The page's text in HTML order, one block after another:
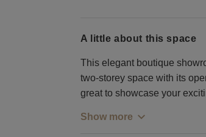
a little about this space
This elegant boutique
two-storey space with its
great to showcase your
Show more